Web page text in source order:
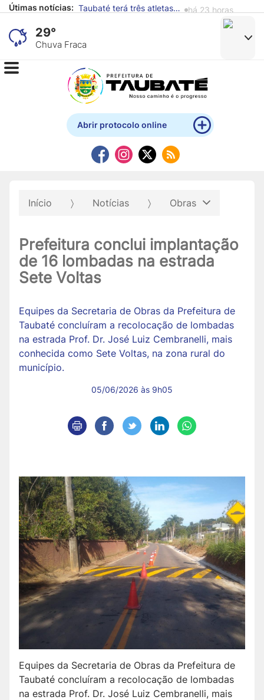
Útimas notícias: Alunos de escola municipal expõem obras produzidas com materiais recicláveis no Mistau há 1 dia
29°
Chuva Fraca
Abrir protocolo online
Início Notícias Obras
Prefeitura conclui implantação
de 16 lombadas na estrada
Sete Voltas
Equipes da Secretaria de Obras da Prefeitura de
Taubaté concluíram a recolocação de lombadas
na estrada Prof. Dr. José Luiz Cembranelli, mais
conhecida como Sete Voltas, na zona rural do
município.
05/06/2026 às 9h05
Equipes da Secretaria de Obras da Prefeitura de
Taubaté concluíram a recolocação de lombadas
na estrada Prof. Dr. José Luiz Cembranelli, mais